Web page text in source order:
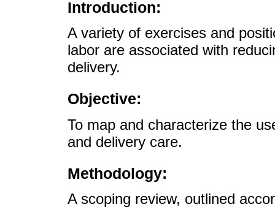
Introduction:
A variety of exercises and
labor are associated with
delivery.
Objective:
To map and characterize the
and delivery care.
Methodology:
A scoping review, outlined